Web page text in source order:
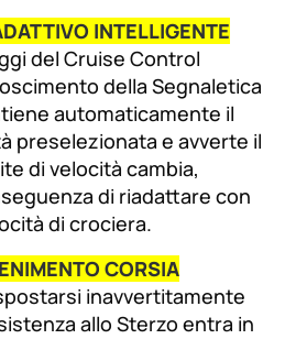
INTELLIGENTE
del Cruise Control
della Segnaletica
automaticamente il
preselezionata e avverte il
di velocità cambia,
di riadattare con
di crociera.
CORSIA
inavvertitamente
allo Sterzo entra in